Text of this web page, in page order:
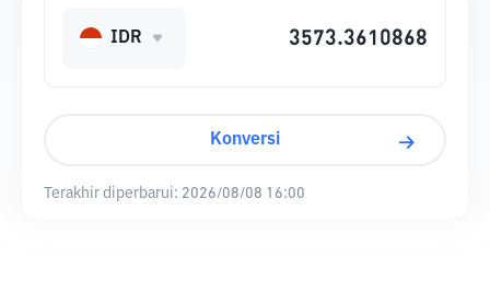
IDR
Konversi
Terakhir diperbarui: 2026/08/08 16:00